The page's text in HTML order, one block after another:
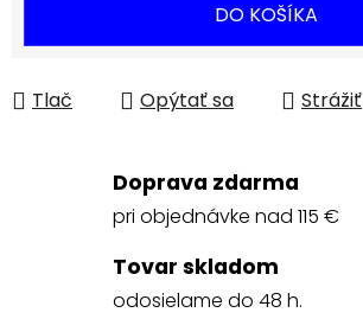
DO KOŠÍKA
Tlač Opýtať sa Strážiť
Doprava zdarma
pri objednávke nad 115 €
Tovar skladom
odosielame do 48 h.